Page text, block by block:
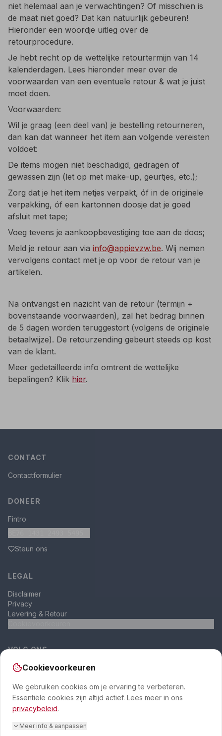
niet helemaal aan je verwachtingen? Of misschien is
de maat niet goed? Dat kan natuurlijk gebeuren!
Hieronder een woordje uitleg over de
retourprocedure.
Je hebt recht op de wettelijke retourtermijn van 14
kalenderdagen. Lees hieronder meer over de
voorwaarden van een eventuele retour & wat je juist
moet doen.
Voorwaarden:
Wil je graag (een deel van) je bestelling retourneren,
dan kan dat wanneer het item aan volgende vereisten
voldoet:
De items mogen niet beschadigd, gedragen of
gewassen zijn (let op met make-up, geurtjes, etc.);
Zorg dat je het item netjes verpakt, óf in de originele
verpakking, óf een kartonnen doosje dat je goed
afsluit met tape;
Voeg tevens je aankoopbevestiging toe aan de doos;
Meld je retour aan via info@appievzw.be. Wij nemen
vervolgens contact met je op voor de retour van je
artikelen.
Na ontvangst en nazicht van de retour (termijn +
bovenstaande voorwaarden), zal het bedrag binnen
de 5 dagen worden teruggestort (volgens de originele
betaalwijze). De retourzending gebeurt steeds op kost
van de klant.
Meer gedetailleerde info omtrent de wettelijke
bepalingen? Klik hier.
CONTACT
Contactformulier
DONEER
Fintro
Steun ons
LEGAL
Disclaimer
Privacy
Levering & Retour
VOLG ONS
© 2026 APPIE VZW. Ter nagedachtenis van Lowieke Vandamme (2017-
Cookievoorkeuren
We gebruiken cookies om je ervaring te verbeteren.
Essentiële cookies zijn altijd actief. Lees meer in ons
privacybeleid.
Meer info & aanpassen